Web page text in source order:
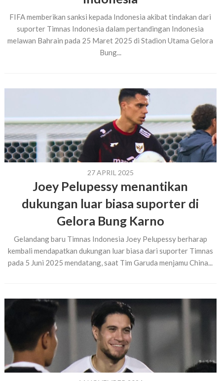
FIFA memberikan sanksi kepada Indonesia akibat tindakan dari
suporter Timnas Indonesia dalam pertandingan Indonesia
melawan Bahrain pada 25 Maret 2025 di Stadion Utama Gelora
Bung...
27 APRIL 2025
Joey Pelupessy menantikan
dukungan luar biasa suporter di
Gelora Bung Karno
Gelandang baru Timnas Indonesia Joey Pelupessy berharap
kembali mendapatkan dukungan luar biasa dari suporter Timnas
pada 5 Juni 2025 mendatang, saat Tim Garuda menjamu China...